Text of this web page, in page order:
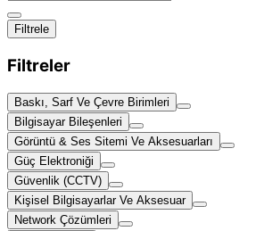
Filtrele
Filtreler
Baskı, Sarf Ve Çevre Birimleri
Bilgisayar Bileşenleri
Görüntü & Ses Sitemi Ve Aksesuarları
Güç Elektroniği
Güvenlik (CCTV)
Kişisel Bilgisayarlar Ve Aksesuar
Network Çözümleri